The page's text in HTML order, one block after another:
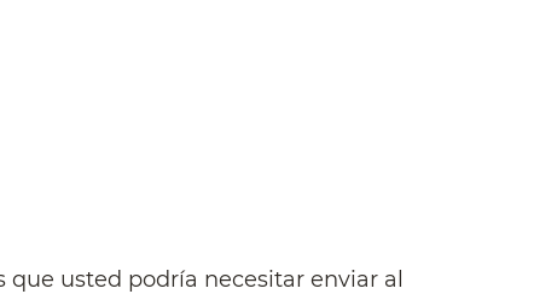
usted podría necesitar enviar al